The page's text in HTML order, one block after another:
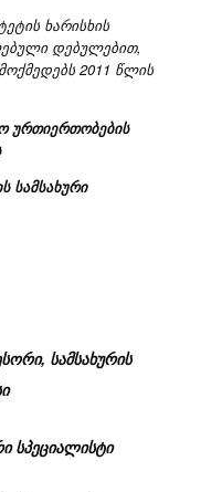
ხარისხის
დებულებით,
2011 წლის
ურთიერთობების
სამსახური
სამსახურის
სპეციალისტი